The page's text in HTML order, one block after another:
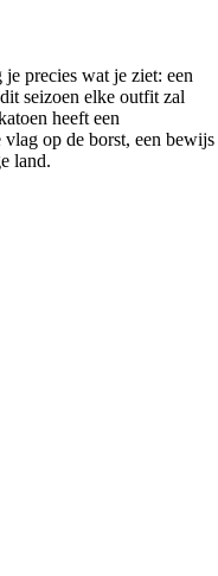
precies wat je ziet: een
seizoen elke outfit zal
heeft een
op de borst, een bewijs
land.